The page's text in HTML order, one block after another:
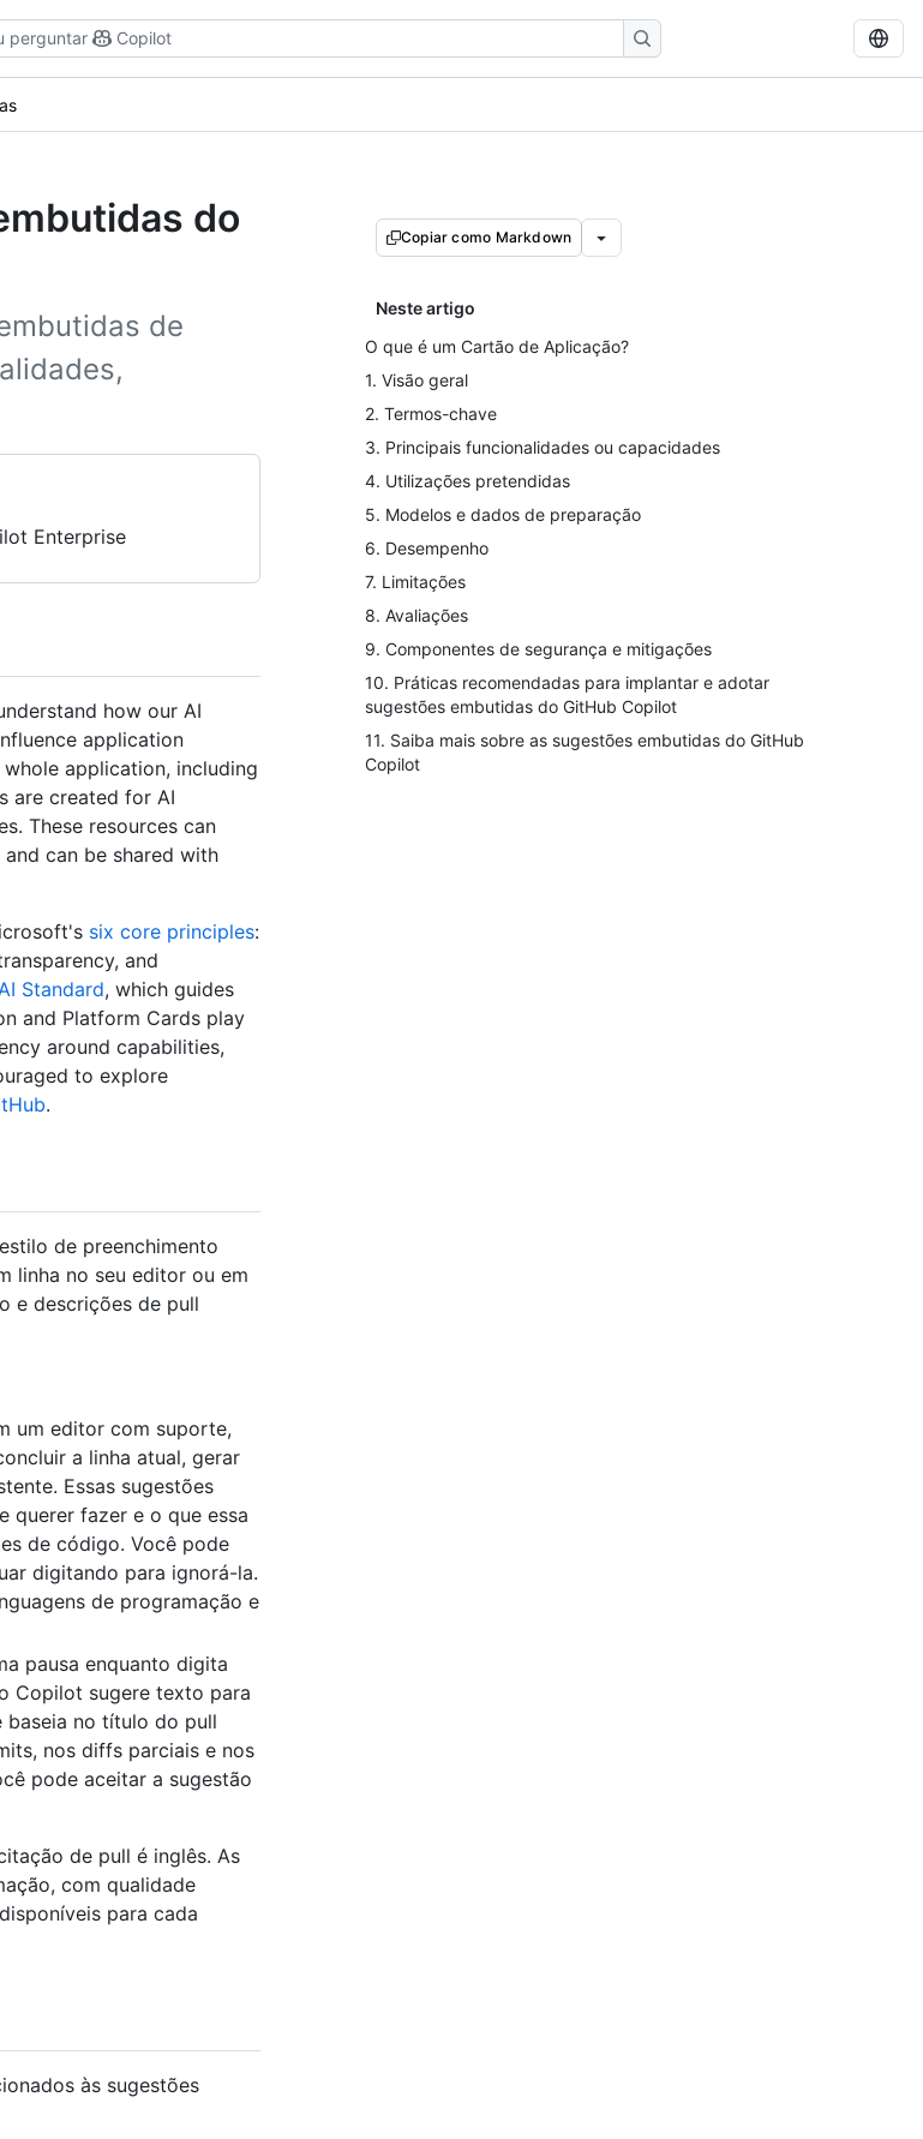
perguntar Copilot
do
de
Enterprise
Copiar como Markdown
Neste artigo
O que é um Cartão de Aplicação?
1. Visão geral
2. Termos-chave
3. Principais funcionalidades ou capacidades
4. Utilizações pretendidas
5. Modelos e dados de preparação
6. Desempenho
7. Limitações
8. Avaliações
9. Componentes de segurança e mitigações
10. Práticas recomendadas para implantar e adotar
sugestões embutidas do GitHub Copilot
11. Saiba mais sobre as sugestões embutidas do GitHub
Copilot
how our AI
application
application, including
are created for AI
These resources can
can be shared with
six core principles:
and
Standard, which guides
and Platform Cards play
around capabilities,
to explore
.
de preenchimento
linha no seu editor ou em
e descrições de pull
um editor com suporte,
a linha atual, gerar
Essas sugestões
querer fazer e o que essa
de código. Você pode
digitando para ignorá-la.
de programação e
pausa enquanto digita
Copilot sugere texto para
baseia no título do pull
nos diffs parciais e nos
pode aceitar a sugestão
de pull é inglês. As
com qualidade
para cada
às sugestões